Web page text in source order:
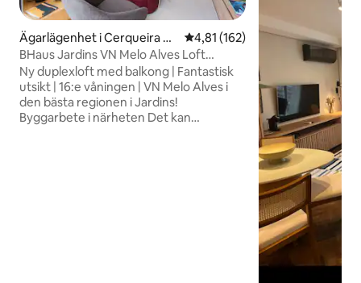
Ägarlägenhet i Cerqueira C
ésar
4,81 av 5 i genomsnittligt
4,81 (162)
BHaus Jardins VN Melo Alves Loft
Duplex | ma162
Ny duplexloft med balkong | Fantastisk
utsikt | 16:e våningen | VN Melo Alves i
den bästa regionen i Jardins!
Byggarbete i närheten Det kan